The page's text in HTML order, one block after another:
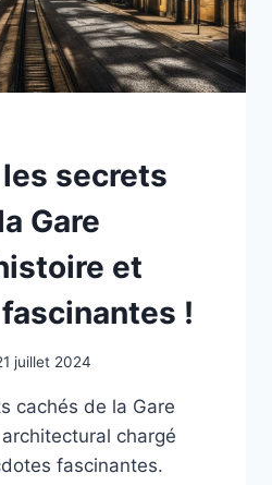
secrets
Gare
et
!
juillet 2024
cachés de la Gare
architectural chargé
fascinantes.